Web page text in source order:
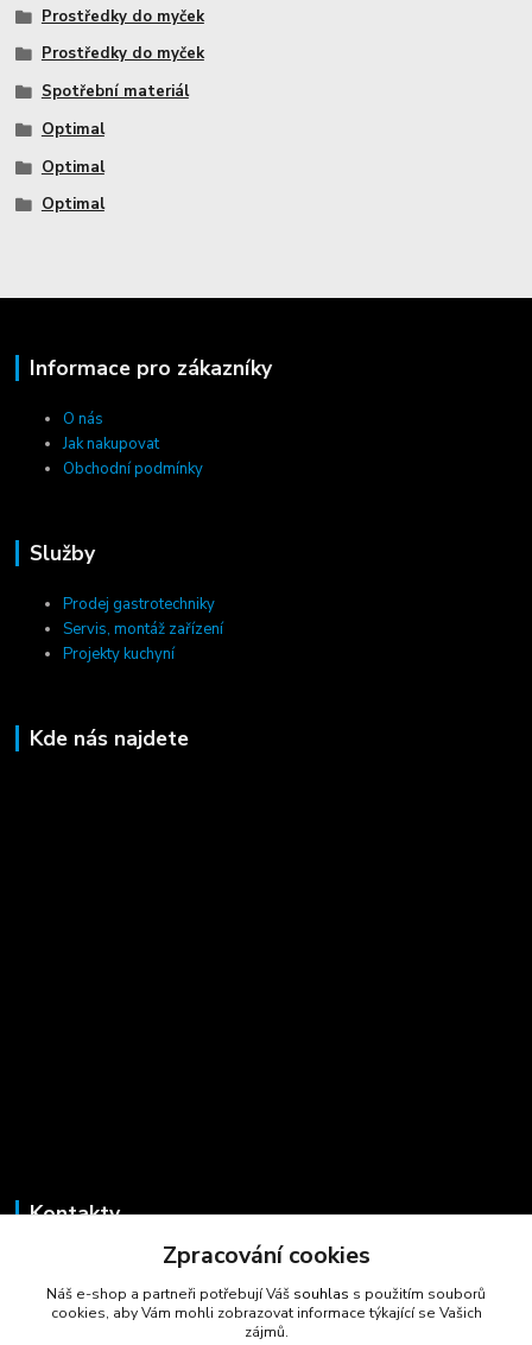
Prostředky do myček
Prostředky do myček
Spotřební materiál
Optimal
Optimal
Optimal
Informace pro zákazníky
O nás
Jak nakupovat
Obchodní podmínky
Služby
Prodej gastrotechniky
Servis, montáž zařízení
Projekty kuchyní
Kde nás najdete
Kontakty
+420 723 725 881
(Po-Pá, 8-16 hod.)
Zpracování cookies
Náš e-shop a partneři potřebují Váš souhlas s použitím souborů
cookies, aby Vám mohli zobrazovat informace týkající se Vašich
zájmů.